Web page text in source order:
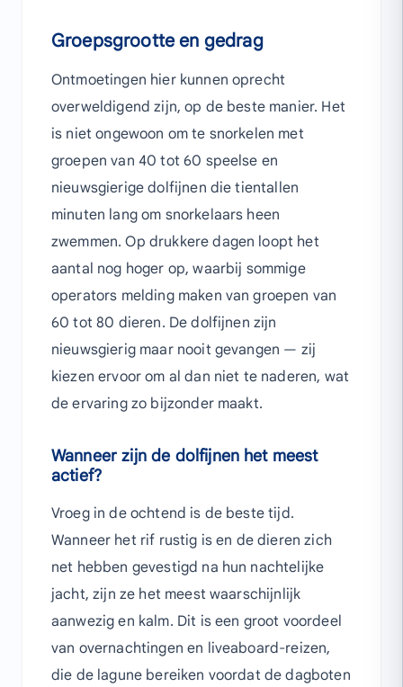
Groepsgrootte en gedrag
Ontmoetingen hier kunnen oprecht
overweldigend zijn, op de beste manier. Het
is niet ongewoon om te snorkelen met
groepen van 40 tot 60 speelse en
nieuwsgierige dolfijnen die tientallen
minuten lang om snorkelaars heen
zwemmen. Op drukkere dagen loopt het
aantal nog hoger op, waarbij sommige
operators melding maken van groepen van
60 tot 80 dieren. De dolfijnen zijn
nieuwsgierig maar nooit gevangen — zij
kiezen ervoor om al dan niet te naderen, wat
de ervaring zo bijzonder maakt.
Wanneer zijn de dolfijnen het meest
actief?
Vroeg in de ochtend is de beste tijd.
Wanneer het rif rustig is en de dieren zich
net hebben gevestigd na hun nachtelijke
jacht, zijn ze het meest waarschijnlijk
aanwezig en kalm. Dit is een groot voordeel
van overnachtingen en liveaboard-reizen,
die de lagune bereiken voordat de dagboten